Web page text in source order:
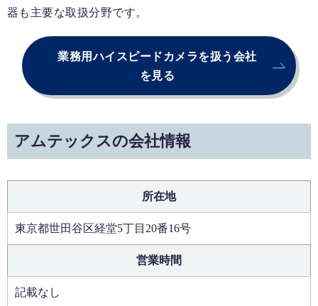
器も主要な取扱分野です。
業務用ハイスピードカメラを扱う会社
を見る
アムテックスの会社情報
所在地
東京都世田谷区経堂5丁目20番16号
営業時間
記載なし